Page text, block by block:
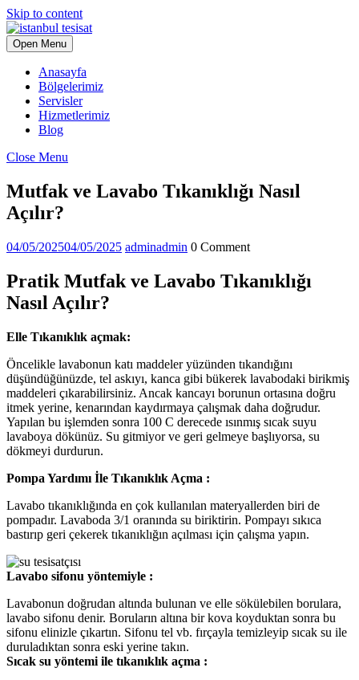
Skip to content
Open Menu
Anasayfa
Bölgelerimiz
Servisler
Hizmetlerimiz
Blog
Close Menu
Mutfak ve Lavabo Tıkanıklığı Nasıl
Açılır?
04/05/202504/05/2025 adminadmin 0 Comment
Pratik Mutfak ve Lavabo Tıkanıklığı
Nasıl Açılır?
Elle Tıkanıklık açmak:
Öncelikle lavabonun katı maddeler yüzünden tıkandığını
düşündüğünüzde, tel askıyı, kanca gibi bükerek lavabodaki birikmiş
maddeleri çıkarabilirsiniz. Ancak kancayı borunun ortasına doğru
itmek yerine, kenarından kaydırmaya çalışmak daha doğrudur.
Yapılan bu işlemden sonra 100 C derecede ısınmış sıcak suyu
lavaboya dökünüz. Su gitmiyor ve geri gelmeye başlıyorsa, su
dökmeyi durdurun.
Pompa Yardımı İle Tıkanıklık Açma :
Lavabo tıkanıklığında en çok kullanılan materyallerden biri de
pompadır. Lavaboda 3/1 oranında su biriktirin. Pompayı sıkıca
bastırıp geri çekerek tıkanıklığın açılması için çalışma yapın.
Lavabo sifonu yöntemiyle :
Lavabonun doğrudan altında bulunan ve elle sökülebilen borulara,
lavabo sifonu denir. Boruların altına bir kova koyduktan sonra bu
sifonu elinizle çıkartın. Sifonu tel vb. fırçayla temizleyip sıcak su ile
duruladıktan sonra eski yerine takın.
Sıcak su yöntemi ile tıkanıklık açma :